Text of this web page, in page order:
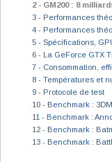
2 - GM200 : 8
3 - Performances
4 - Performances
5 - Spécifications,
6 - La GeForce GTX
7 - Consommation,
8 - Températures et
9 - Protocole de test
10 - Benchmark :
11 - Benchmark :
12 - Benchmark :
13 - Benchmark :